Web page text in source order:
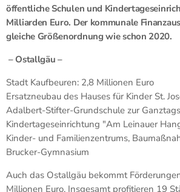
öffentliche Schulen und
Milliarden Euro. Der kommunale
gleiche Größenordnung wie schon 2020.
– Ostallgäu –
Stadt Kaufbeuren: 2,8 Millionen Euro
Ersatzneubau des Hauses für Kinder St.
Adalbert-Stifter-Grundschule zur
Kindertageseinrichtung "Am Leinauer
Kinder- und Familienzentrums,
Brucker-Gymnasium
Auch das Ostallgäu bekommt
Millionen Euro. Insgesamt profitieren 19